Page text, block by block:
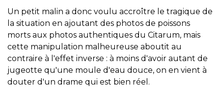
Un petit malin a donc voulu accroître le tragique de
la situation en ajoutant des photos de poissons
morts aux photos authentiques du Citarum, mais
cette manipulation malheureuse aboutit au
contraire à l'effet inverse : à moins d'avoir autant de
jugeotte qu'une moule d'eau douce, on en vient à
douter d'un drame qui est bien réel.